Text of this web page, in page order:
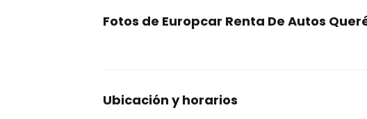
Fotos de Europcar Renta De Autos
Ubicación y horarios